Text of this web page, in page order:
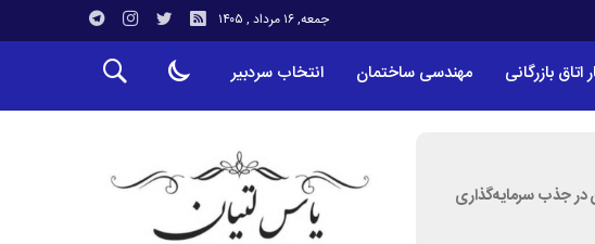
جمعه, ۱۶ مرداد , ۱۴۰۵
اتاق بازرگانی مهندسی ساختمان انتخاب سردبیر
در جذب سرمایه‌گذاری